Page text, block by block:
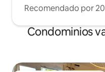
Recomendado por
Condominios